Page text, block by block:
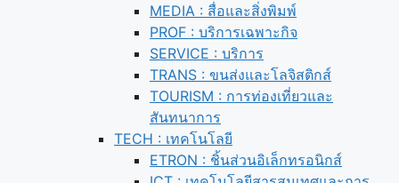
MEDIA : สื่อและสิ่งพิมพ์
PROF : บริการเฉพาะกิจ
SERVICE : บริการ
TRANS : ขนส่งและโลจิสติกส์
TOURISM : การท่องเที่ยวและ
สันทนาการ
TECH : เทคโนโลยี
ETRON : ชิ้นส่วนอิเล็กทรอนิกส์